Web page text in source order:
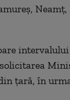
Neamț,
țară, în